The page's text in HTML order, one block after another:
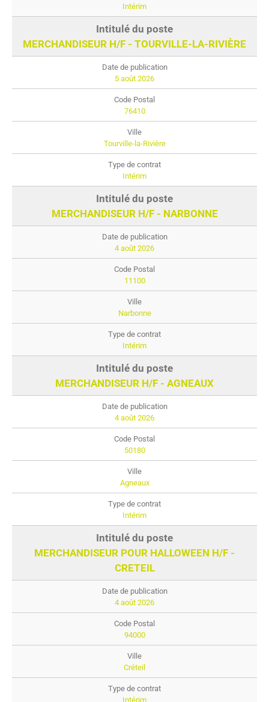
Intérim
MERCHANDISEUR H/F - TOURVILLE-LA-RIVIÈRE
5 août 2026
76410
Tourville-la-Rivière
Intérim
MERCHANDISEUR H/F - NARBONNE
4 août 2026
11100
Narbonne
Intérim
MERCHANDISEUR H/F - AGNEAUX
4 août 2026
50180
Agneaux
Intérim
MERCHANDISEUR POUR HALLOWEEN H/F -
CRETEIL
4 août 2026
94000
Créteil
Intérim